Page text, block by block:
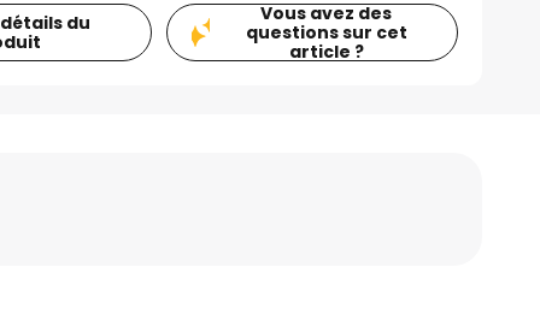
du
Vous avez des
questions sur cet
article ?